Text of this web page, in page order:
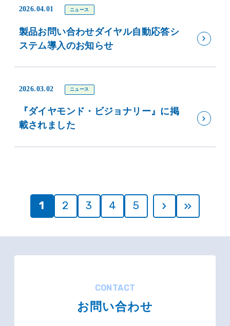
2026.04.01 ニュース
製品お問い合わせダイヤル自動応答シ
ステム導入のお知らせ
2026.03.02 ニュース
『ダイヤモンド・ビジョナリー』に掲
載されました
1 2 3 4 5
CONTACT
お問い合わせ